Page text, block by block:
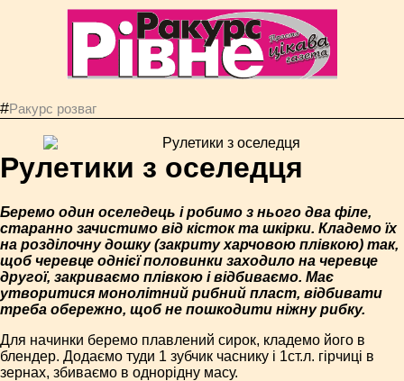
#Ракурс розваг
Рулетики з оселедця
Беремо один оселедець і робимо з нього два філе,
старанно зачистимо від кісток та шкірки. Кладемо їх
на розділочну дошку (закриту харчовою плівкою) так,
щоб черевце однієї половинки заходило на черевце
другої, закриваємо плівкою і відбиваємо. Має
утворитися монолітний рибний пласт, відбивати
треба обережно, щоб не пошкодити ніжну рибку.
Для начинки беремо плавлений сирок, кладемо його в
блендер. Додаємо туди 1 зубчик часнику і 1ст.л. гірчиці в
зернах, збиваємо в однорідну масу.